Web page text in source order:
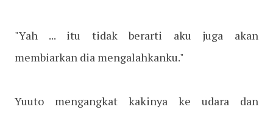
"Yah ... itu tidak berarti aku juga akan
membiarkan dia mengalahkanku."
Yuuto mengangkat kakinya ke udara dan